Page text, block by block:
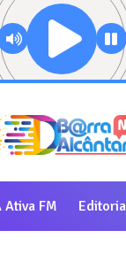
Ativa FM